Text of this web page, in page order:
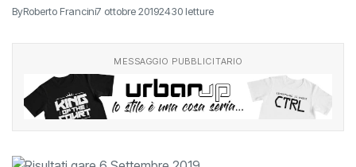
ByRoberto Francini7 ottobre 20192430 letture
MESSAGGIO PUBBLICITARIO